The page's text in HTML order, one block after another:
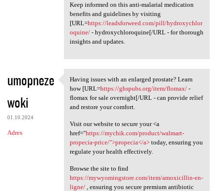
Keep informed on this anti-malarial medication
benefits and guidelines by visiting
[URL=https://leadsforweed.com/pill/hydroxychlor
oquine/- hydroxychloroquine[/URL - for thorough
insights and updates.
umopneze
woki
01.10.2024
Adres
Having issues with an
Having issues with an enlarged prostate? Learn
how [URL=https://ghspubs.org/item/flomax/-
flomax for sale overnight[/URL - can provide relief
and restore your comfort.
Visit our website to secure your <a
href="https://mychik.com/product/walmart-
propecia-price/">propecia</a>today, ensuring you
regulate your health effectively.
Browse the site to find
https://mywyomingstore.com/item/amoxicillin-en-
ligne/, ensuring you secure premium antibiotic